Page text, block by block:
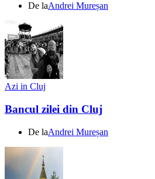
De laAndrei Mureșan
Azi in Cluj
Bancul zilei din Cluj
De laAndrei Mureșan